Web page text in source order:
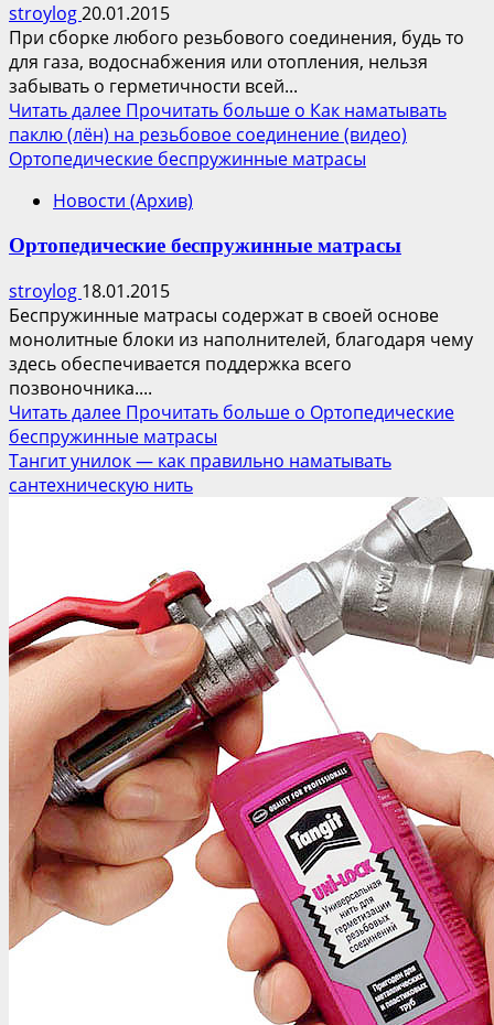
stroylog20.01.2015
При сборке любого резьбового соединения, будь то
для газа, водоснабжения или отопления, нельзя
забывать о герметичности всей...
Читать далее Прочитать больше о Как наматывать
паклю (лён) на резьбовое соединение (видео)
Ортопедические беспружинные матрасы
Новости (Архив)
Ортопедические беспружинные матрасы
stroylog 18.01.2015
Беспружинные матрасы содержат в своей основе
монолитные блоки из наполнителей, благодаря чему
здесь обеспечивается поддержка всего
позвоночника....
Читать далее Прочитать больше о Ортопедические
беспружинные матрасы
Тангит унилок — как правильно наматывать
сантехническую нить